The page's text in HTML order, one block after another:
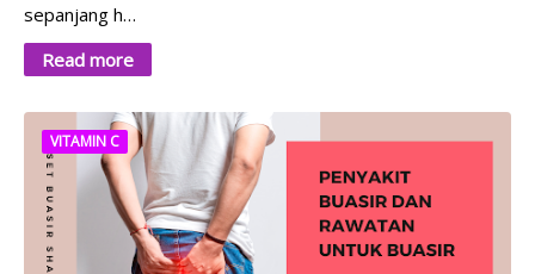
sepanjang h…
Read more
VITAMIN C